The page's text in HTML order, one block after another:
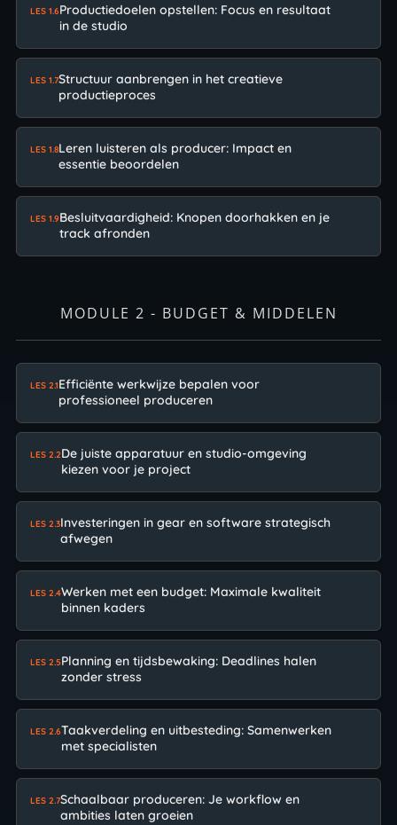
LES 1.6Productiedoelen opstellen: Focus en resultaat
in de studio
LES 1.7Structuur aanbrengen in het creatieve
productieproces
LES 1.8Leren luisteren als producer: Impact en
essentie beoordelen
LES 1.9Besluitvaardigheid: Knopen doorhakken en je
track afronden
MODULE 2 - BUDGET & MIDDELEN
LES 2.1Efficiënte werkwijze bepalen voor
professioneel produceren
LES 2.2De juiste apparatuur en studio-omgeving
kiezen voor je project
LES 2.3Investeringen in gear en software strategisch
afwegen
LES 2.4Werken met een budget: Maximale kwaliteit
binnen kaders
LES 2.5Planning en tijdsbewaking: Deadlines halen
zonder stress
LES 2.6Taakverdeling en uitbesteding: Samenwerken
met specialisten
LES 2.7Schaalbaar produceren: Je workflow en
ambities laten groeien